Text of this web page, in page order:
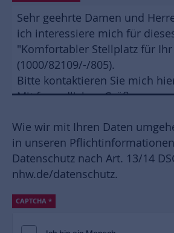
Wie wir mit Ihren Daten
in unseren
Datenschutz nach Art. 13/14
nhw.de/datenschutz.
CAPTCHA*